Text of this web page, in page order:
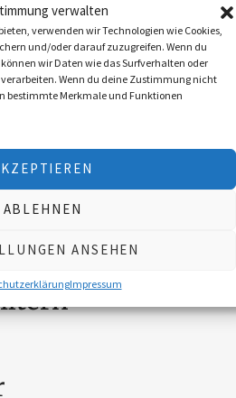
verwalten
verwenden wir Technologien wie Cookies,
und/oder darauf zuzugreifen. Wenn du
wir Daten wie das Surfverhalten oder
verarbeiten. Wenn du deine Zustimmung nicht
bestimmte Merkmale und Funktionen
ABLEHNEN
ANSEHEN
Impressum
1
5
4